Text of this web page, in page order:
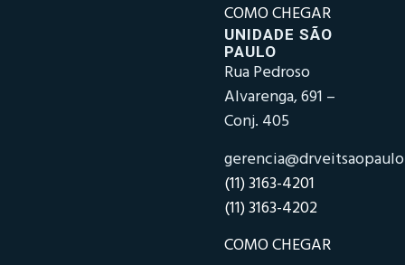
COMO CHEGAR
UNIDADE SÃO
PAULO
Rua Pedroso
Alvarenga, 691 –
Conj. 405
(11) 3163-4201
(11) 3163-4202
COMO CHEGAR